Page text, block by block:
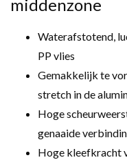
middenzone
Waterafstotend,
PP vlies
Gemakkelijk te
stretch in de
Hoge
genaaide
Hoge kleefkracht